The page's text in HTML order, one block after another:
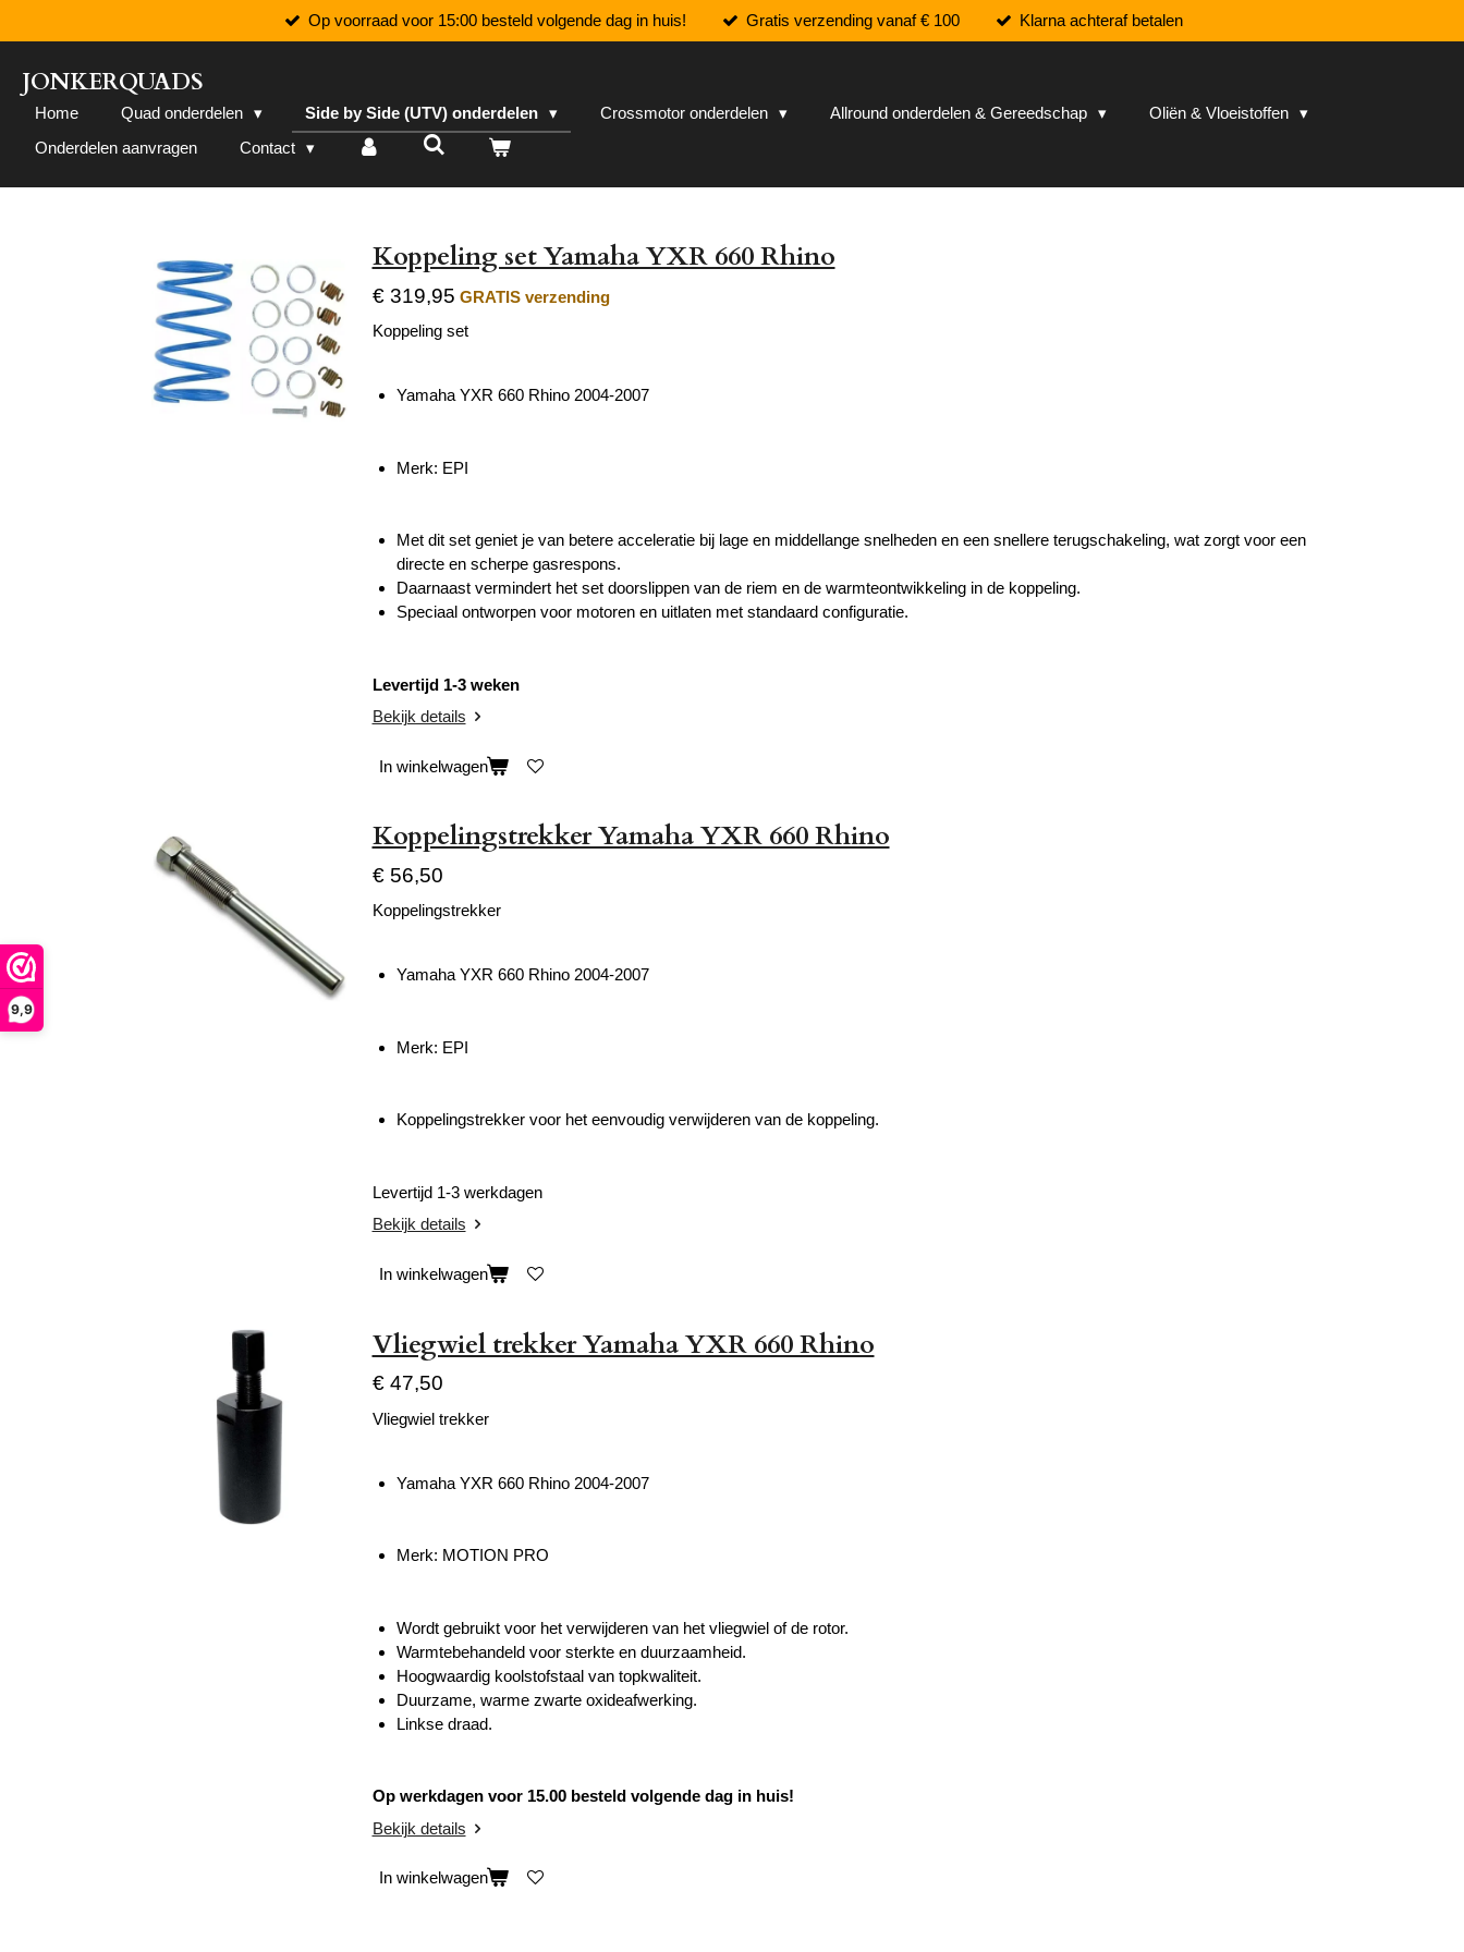
9,9
direct
naar
de
hoofdinhoud
Op voorraad voor 15:00 besteld volgende dag in huis! Gratis verzending vanaf € 100 Klarna achteraf betalen
JONKERQUADS
Home Quad onderdelen Side by Side (UTV) onderdelen Crossmotor onderdelen Allround onderdelen & Gereedschap
Oliën & Vloeistoffen
Onderdelen aanvragen
Contact
Koppeling set Yamaha YXR 660 Rhino
€ 319,95 GRATIS verzending
Koppeling set
Yamaha YXR 660 Rhino 2004-2007
Merk: EPI
Met dit set geniet je van betere acceleratie bij lage en middellange snelheden en een snellere terugschakeling, wat zorgt voor een
directe en scherpe gasrespons.
Daarnaast vermindert het set doorslippen van de riem en de warmteontwikkeling in de koppeling.
Speciaal ontworpen voor motoren en uitlaten met standaard configuratie.
Levertijd 1-3 weken
Bekijk details
In winkelwagen
Koppelingstrekker Yamaha YXR 660 Rhino
€ 56,50
Koppelingstrekker
Yamaha YXR 660 Rhino 2004-2007
Merk: EPI
Koppelingstrekker voor het eenvoudig verwijderen van de koppeling.
Levertijd 1-3 werkdagen
Bekijk details
In winkelwagen
Vliegwiel trekker Yamaha YXR 660 Rhino
€ 47,50
Vliegwiel trekker
Yamaha YXR 660 Rhino 2004-2007
Merk: MOTION PRO
Wordt gebruikt voor het verwijderen van het vliegwiel of de rotor.
Warmtebehandeld voor sterkte en duurzaamheid.
Hoogwaardig koolstofstaal van topkwaliteit.
Duurzame, warme zwarte oxideafwerking.
Linkse draad.
Op werkdagen voor 15.00 besteld volgende dag in huis!
Bekijk details
In winkelwagen